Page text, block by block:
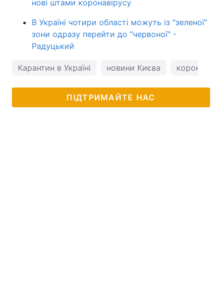
нові штами коронавірусу
В Україні чотири області можуть із "зеленої"
зони одразу перейти до "червоної" -
Радуцький
Карантин в Україні новини Києва
ПІДТРИМАЙТЕ НАС